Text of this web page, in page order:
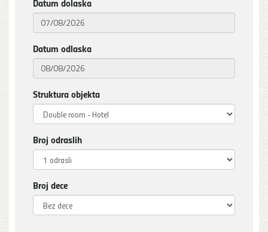
Datum odlaska
Struktura objekta
Broj odraslih
Broj dece